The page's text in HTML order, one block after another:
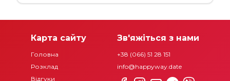
Карта сайту
Головна
Розклад
Відгуки
Зв'яжіться з нами
+38 (066) 51 28 151
info@happyway.date